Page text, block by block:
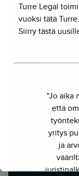
Turre Legal
vuoksi tätä
Siirry tästä
"Jo aika
että
yritys
ja